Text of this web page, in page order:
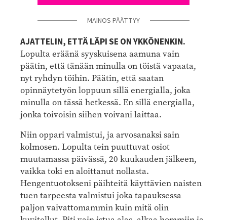
MAINOS PÄÄTTYY
AJATTELIN, ETTÄ LÄPI SE ON YKKÖNENKIN.
Lopulta eräänä syyskuisena aamuna vain
päätin, että tänään minulla on töistä vapaata,
nyt ryhdyn töihin. Päätin, että saatan
opinnäytetyön loppuun sillä energialla, joka
minulla on tässä hetkessä. En sillä energialla,
jonka toivoisin siihen voivani laittaa.
Niin oppari valmistui, ja arvosanaksi sain
kolmosen. Lopulta tein puuttuvat osiot
muutamassa päivässä, 20 kuukauden jälkeen,
vaikka toki en aloittanut nollasta.
Hengentuotokseni päihteitä käyttävien naisten
tuen tarpeesta valmistui joka tapauksessa
paljon vaivattomammin kuin mitä olin